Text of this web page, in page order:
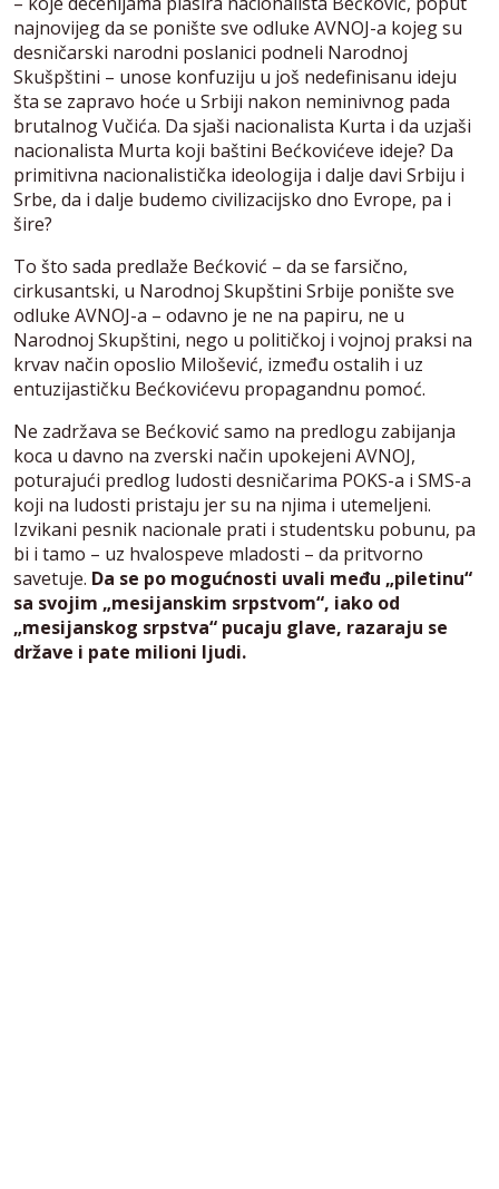
najnovijeg da se ponište sve odluke AVNOJ-a kojeg su
desničarski narodni poslanici podneli Narodnoj
Skušpštini – unose konfuziju u još nedefinisanu ideju
šta se zapravo hoće u Srbiji nakon neminivnog pada
brutalnog Vučića. Da sjaši nacionalista Kurta i da uzjaši
nacionalista Murta koji baštini Bećkovićeve ideje? Da
primitivna nacionalistička ideologija i dalje davi Srbiju i
Srbe, da i dalje budemo civilizacijsko dno Evrope, pa i
šire?
To što sada predlaže Bećković – da se farsično,
cirkusantski, u Narodnoj Skupštini Srbije ponište sve
odluke AVNOJ-a – odavno je ne na papiru, ne u
Narodnoj Skupštini, nego u političkoj i vojnoj praksi na
krvav način oposlio Milošević, između ostalih i uz
entuzijastičku Bećkovićevu propagandnu pomoć.
Ne zadržava se Bećković samo na predlogu zabijanja
koca u davno na zverski način upokejeni AVNOJ,
poturajući predlog ludosti desničarima POKS-a i SMS-a
koji na ludosti pristaju jer su na njima i utemeljeni.
Izvikani pesnik nacionale prati i studentsku pobunu, pa
bi i tamo – uz hvalospeve mladosti – da pritvorno
savetuje. Da se po mogućnosti uvali među „piletinu“
sa svojim „mesijanskim srpstvom“, iako od
„mesijanskog srpstva“ pucaju glave, razaraju se
države i pate milioni ljudi.